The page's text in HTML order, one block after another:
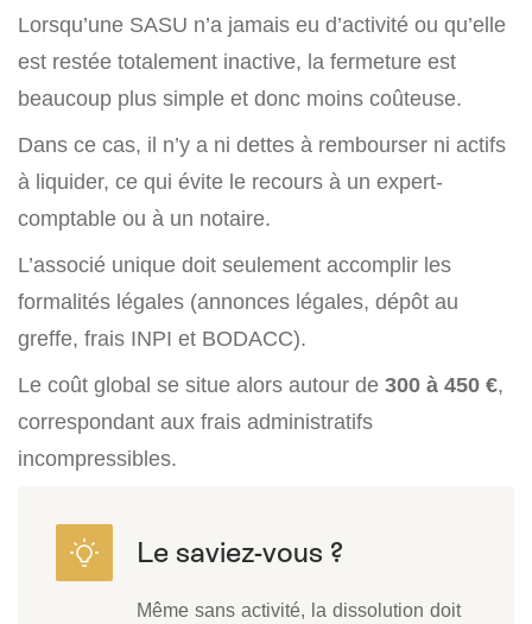
Lorsqu’une SASU n’a jamais eu d’activité ou qu’elle
est restée totalement inactive, la fermeture est
beaucoup plus simple et donc moins coûteuse.
Dans ce cas, il n’y a ni dettes à rembourser ni actifs
à liquider, ce qui évite le recours à un expert-
comptable ou à un notaire.
L’associé unique doit seulement accomplir les
formalités légales (annonces légales, dépôt au
greffe, frais INPI et BODACC).
Le coût global se situe alors autour de 300 à 450 €,
correspondant aux frais administratifs
incompressibles.
Même sans activité, la dissolution doit